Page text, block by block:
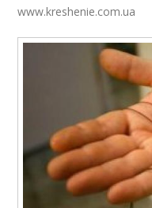
www.kreshenie.com.ua